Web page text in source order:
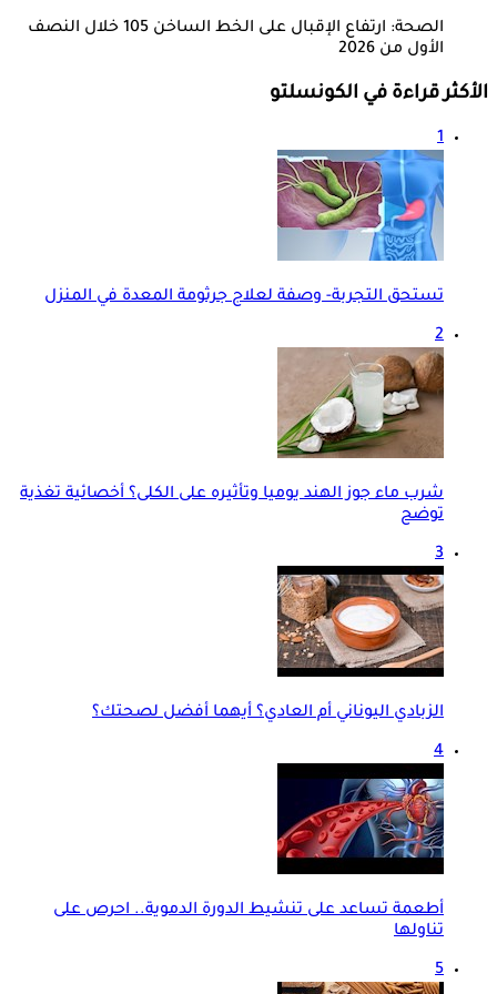
الصحة: ارتفاع الإقبال على الخط الساخن 105 خلال النصف
الأول من 2026
الأكثر قراءة في الكونسلتو
1
تستحق التجربة- وصفة لعلاج جرثومة المعدة في المنزل
2
شرب ماء جوز الهند يوميا وتأثيره على الكلى؟ أخصائية تغذية
توضح
3
الزبادي اليوناني أم العادي؟ أيهما أفضل لصحتك؟
4
أطعمة تساعد على تنشيط الدورة الدموية.. احرص على
تناولها
5